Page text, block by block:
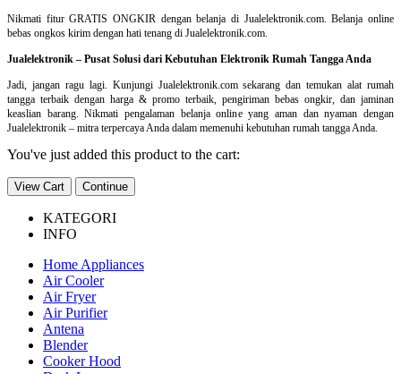
Nikmati fitur GRATIS ONGKIR dengan belanja di Jualelektronik.com. Belanja online
bebas ongkos kirim dengan hati tenang di Jualelektronik.com.
Jualelektronik – Pusat Solusi dari Kebutuhan Elektronik Rumah Tangga Anda
Jadi, jangan ragu lagi. Kunjungi Jualelektronik.com sekarang dan temukan alat rumah
tangga terbaik dengan harga & promo terbaik, pengiriman bebas ongkir, dan jaminan
keaslian barang. Nikmati pengalaman belanja online yang aman dan nyaman dengan
Jualelektronik – mitra terpercaya Anda dalam memenuhi kebutuhan rumah tangga Anda.
You've just added this product to the cart:
View Cart Continue
KATEGORI
INFO
Home Appliances
Air Cooler
Air Fryer
Air Purifier
Antena
Blender
Cooker Hood